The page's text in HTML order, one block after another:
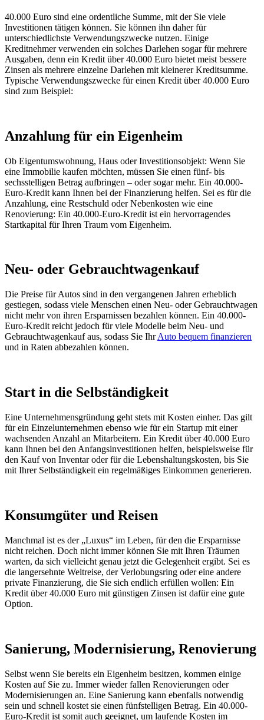
40.000 Euro sind eine ordentliche Summe, mit der Sie viele
Investitionen tätigen können. Sie können ihn daher für
unterschiedlichste Verwendungszwecke nutzen. Einige
Kreditnehmer verwenden ein solches Darlehen sogar für mehrere
Ausgaben, denn ein Kredit über 40.000 Euro bietet meist bessere
Zinsen als mehrere einzelne Darlehen mit kleinerer Kreditsumme.
Typische Verwendungszwecke für einen Kredit über 40.000 Euro
sind zum Beispiel:
Anzahlung für ein Eigenheim
Ob Eigentumswohnung, Haus oder Investitionsobjekt: Wenn Sie
eine Immobilie kaufen möchten, müssen Sie einen fünf- bis
sechsstelligen Betrag aufbringen – oder sogar mehr. Ein 40.000-
Euro-Kredit kann Ihnen bei der Finanzierung helfen. Sei es für die
Anzahlung, eine Restschuld oder Nebenkosten wie eine
Renovierung: Ein 40.000-Euro-Kredit ist ein hervorragendes
Startkapital für Ihren Traum vom Eigenheim.
Neu- oder Gebrauchtwagenkauf
Die Preise für Autos sind in den vergangenen Jahren erheblich
gestiegen, sodass viele Menschen einen Neu- oder Gebrauchtwagen
nicht mehr von ihren Ersparnissen bezahlen können. Ein 40.000-
Euro-Kredit reicht jedoch für viele Modelle beim Neu- und
Gebrauchtwagenkauf aus, sodass Sie IhrAuto bequem finanzieren
und in Raten abbezahlen können.
Start in die Selbständigkeit
Eine Unternehmensgründung geht stets mit Kosten einher. Das gilt
für ein Einzelunternehmen ebenso wie für ein Startup mit einer
wachsenden Anzahl an Mitarbeitern. Ein Kredit über 40.000 Euro
kann Ihnen bei den Anfangsinvestitionen helfen, beispielsweise für
den Kauf von Inventar oder für die Lebenshaltungskosten, bis Sie
mit Ihrer Selbständigkeit ein regelmäßiges Einkommen generieren.
Konsumgüter und Reisen
Manchmal ist es der „Luxus“ im Leben, für den die Ersparnisse
nicht reichen. Doch nicht immer können Sie mit Ihren Träumen
warten, da sich vielleicht genau jetzt die Gelegenheit ergibt. Sei es
die langersehnte Weltreise, der Verlobungsring oder eine andere
private Finanzierung, die Sie sich endlich erfüllen wollen: Ein
Kredit über 40.000 Euro mit günstigen Zinsen ist dafür eine gute
Option.
Sanierung, Modernisierung, Renovierung
Selbst wenn Sie bereits ein Eigenheim besitzen, kommen einige
Kosten auf Sie zu. Immer wieder fallen Renovierungen oder
Modernisierungen an. Eine Sanierung kann ebenfalls notwendig
sein und schnell kostet sie einen fünfstelligen Betrag. Ein 40.000-
Euro-Kredit ist somit auch geeignet, um laufende Kosten im